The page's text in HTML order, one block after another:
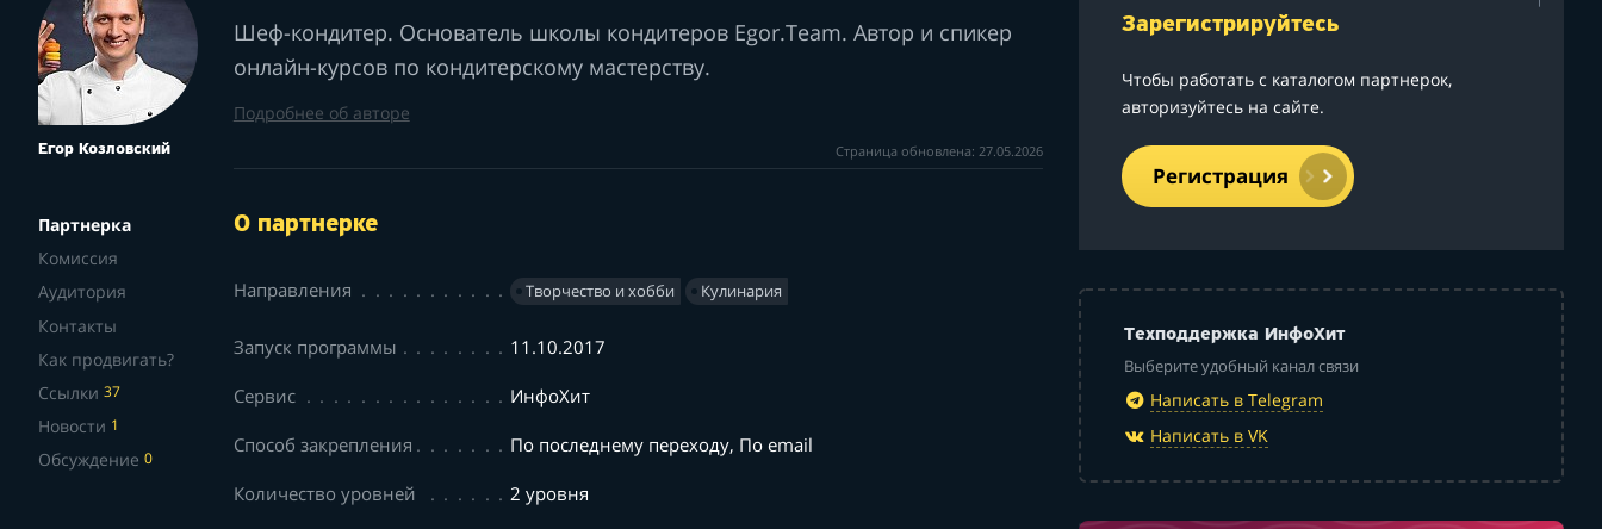
Егор Козловский
Партнерка
Комиссия
Аудитория
Контакты
Как продвигать?
Ссылки 37
Новости 1
Обсуждение 0
Шеф-кондитер. Основатель школы кондитеров Egor.Team. Автор и спикер
онлайн-курсов по кондитерскому мастерству.
Подробнее об авторе
Страница обновлена: 27.05.2026
О партнерке
Направления Творчество и хобби Кулинария
Запуск программы 11.10.2017
Сервис ИнфоХит
Способ закрепления По последнему переходу, По email
Количество уровней 2 уровня
Зарегистрируйтесь
Чтобы работать с каталогом партнерок,
авторизуйтесь на сайте.
Регистрация
Техподдержка ИнфоХит
Выберите удобный канал связи
Написать в Telegram
Написать в VK